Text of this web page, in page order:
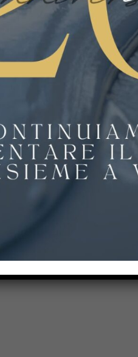
.Il
Ultra High-
di design. Si adatta
giunti, di giocare con l’intera
per creare effetti unici da